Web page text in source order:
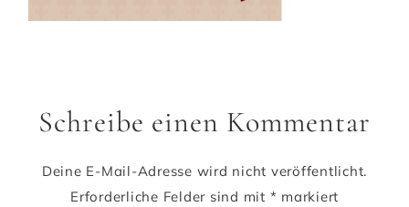
Schreibe einen Kommentar
Deine E-Mail-Adresse wird nicht veröffentlicht.
Erforderliche Felder sind mit * markiert